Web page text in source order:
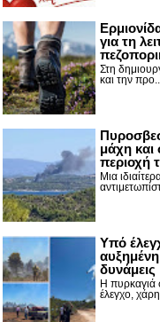
για τη
Στη
και την
μάχη και
περιοχή
Μια
Υπό
δυνάμεις
Η πυρκαγιά
έλεγχο,